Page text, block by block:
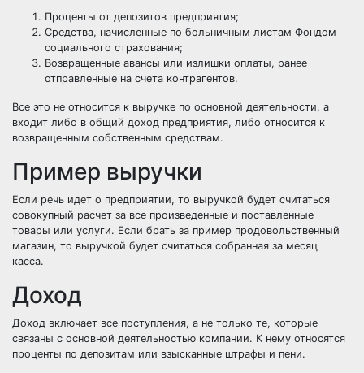
Проценты от депозитов предприятия;
Средства, начисленные по больничным листам Фондом
социального страхования;
Возвращенные авансы или излишки оплаты, ранее
отправленные на счета контрагентов.
Все это не относится к выручке по основной деятельности, а
входит либо в общий доход предприятия, либо относится к
возвращенным собственным средствам.
Пример выручки
Если речь идет о предприятии, то выручкой будет считаться
совокупный расчет за все произведенные и поставленные
товары или услуги. Если брать за пример продовольственный
магазин, то выручкой будет считаться собранная за месяц
касса.
Доход
Доход включает все поступления, а не только те, которые
связаны с основной деятельностью компании. К нему относятся
проценты по депозитам или взысканные штрафы и пени.